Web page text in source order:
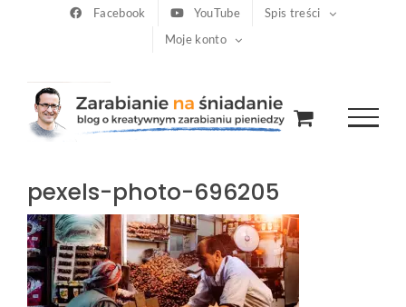
Facebook YouTube
Spis treści
Moje konto
pexels-photo-696205